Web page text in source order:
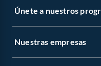
Únete a nuestros
Nuestras empresas